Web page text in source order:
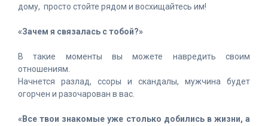
дому, просто стойте рядом и восхищайтесь им!
«Зачем я связалась с тобой?»
В такие моменты вы можете навредить своим
отношениям.
Начнется разлад, ссоры и скандалы, мужчина будет
огорчен и разочарован в вас.
«Все твои знакомые уже столько добились в жизни, а